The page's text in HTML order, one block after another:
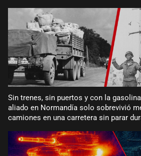
Sin trenes, sin puertos y con la
aliado en Normandía solo sobrevivió
camiones en una carretera sin parar